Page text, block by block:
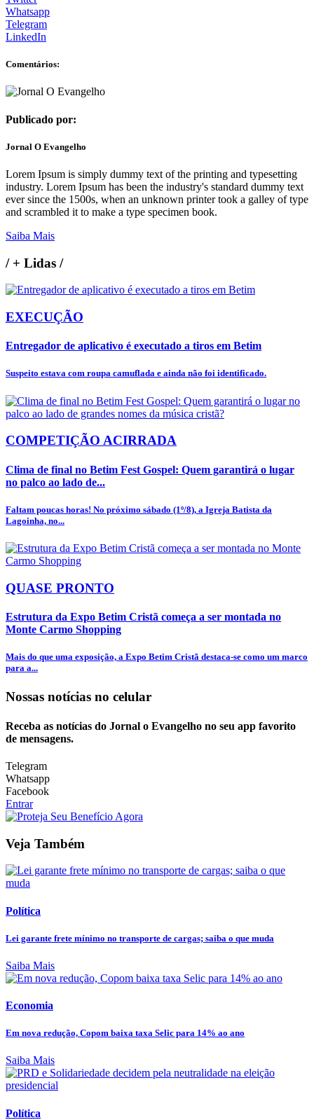
Whatsapp
Telegram
LinkedIn
Comentários:
Publicado por:
Jornal O Evangelho
Lorem Ipsum is simply dummy text of the printing and typesetting
industry. Lorem Ipsum has been the industry's standard dummy text
ever since the 1500s, when an unknown printer took a galley of type
and scrambled it to make a type specimen book.
Saiba Mais
/+ Lidas /
EXECUÇÃO
Entregador de aplicativo é executado a tiros em Betim
Suspeito estava com roupa camuflada e ainda não foi identificado.
COMPETIÇÃO ACIRRADA
Clima de final no Betim Fest Gospel: Quem garantirá o lugar
no palco ao lado de...
Faltam poucas horas! No próximo sábado (1º/8), a Igreja Batista da
Lagoinha, no...
QUASE PRONTO
Estrutura da Expo Betim Cristã começa a ser montada no
Monte Carmo Shopping
Mais do que uma exposição, a Expo Betim Cristã destaca-se como um marco
para a...
Nossas notícias no celular
Receba as notícias do Jornal o Evangelho no seu app favorito
de mensagens.
Telegram
Whatsapp
Facebook
Entrar
Veja Também
Política
Lei garante frete mínimo no transporte de cargas; saiba o que muda
Saiba Mais
Economia
Em nova redução, Copom baixa taxa Selic para 14% ao ano
Saiba Mais
Política